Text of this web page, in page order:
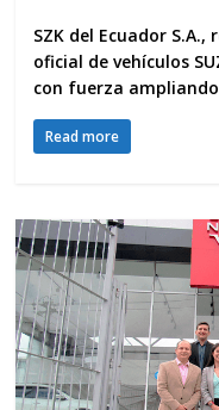
SZK del Ecuador
oficial de vehículos
con fuerza ampliando
Read more